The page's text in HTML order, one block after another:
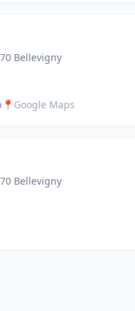
Bellevigny
📍 Google Maps
Bellevigny